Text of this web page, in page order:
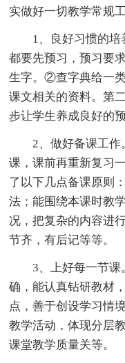
实做好一切教学常规
1、良好习惯的培
都要先预习，预习要
生字。②查字典给一
课文相关的资料。第
步让学生养成良好的
2、做好备课工作
课，课前再重新复习
了以下几点备课原则
法；能围绕本课时教
况，把复杂的内容进
节齐，有后记等等。
3、上好每一节课
确，能认真钻研教材
点，善于创设学习情
教学活动，体现分层
课堂教学质量关等。